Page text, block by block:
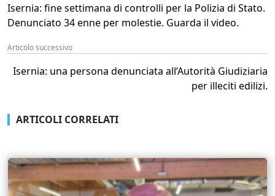
Isernia: fine settimana di controlli per la Polizia di Stato.
Denunciato 34 enne per molestie. Guarda il video.
Articolo successivo
Isernia: una persona denunciata all’Autorità Giudiziaria
per illeciti edilizi.
ARTICOLI CORRELATI